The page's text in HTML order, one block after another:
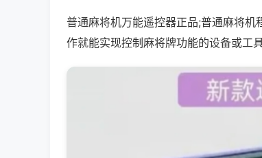
普通麻将机万能遥控器正品;普通麻将
作就能实现控制麻将牌功能的设备或工具